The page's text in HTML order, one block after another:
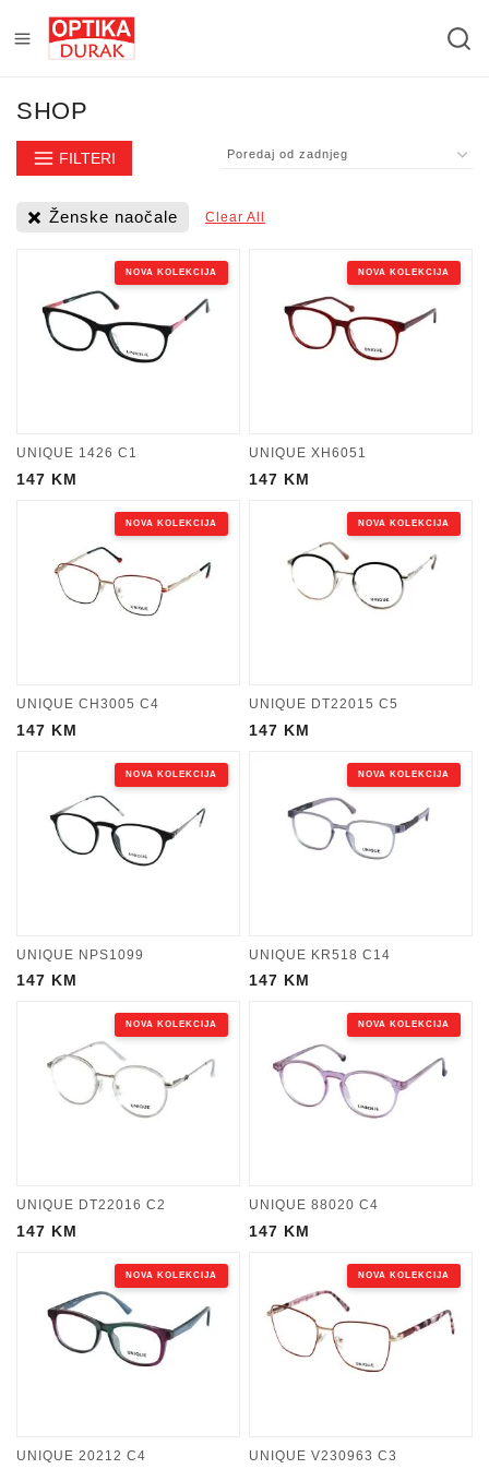
SHOP
FILTERI
Ženske naočale Clear All
NOVA KOLEKCIJA
UNIQUE 1426 C1
147 KM
NOVA KOLEKCIJA
UNIQUE XH6051
147 KM
NOVA KOLEKCIJA
UNIQUE CH3005 C4
147 KM
NOVA KOLEKCIJA
UNIQUE DT22015 C5
147 KM
NOVA KOLEKCIJA
UNIQUE NPS1099
147 KM
NOVA KOLEKCIJA
UNIQUE KR518 C14
147 KM
NOVA KOLEKCIJA
UNIQUE DT22016 C2
147 KM
NOVA KOLEKCIJA
UNIQUE 88020 C4
147 KM
NOVA KOLEKCIJA
UNIQUE 20212 C4
NOVA KOLEKCIJA
UNIQUE V230963 C3